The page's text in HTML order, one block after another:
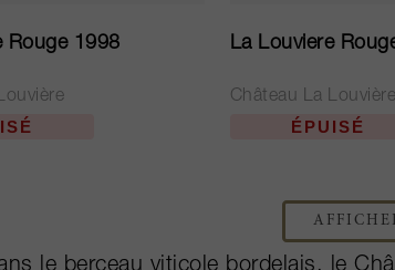
Rouge 1998 La Louviere
Château La Louvière
ÉPUISÉ